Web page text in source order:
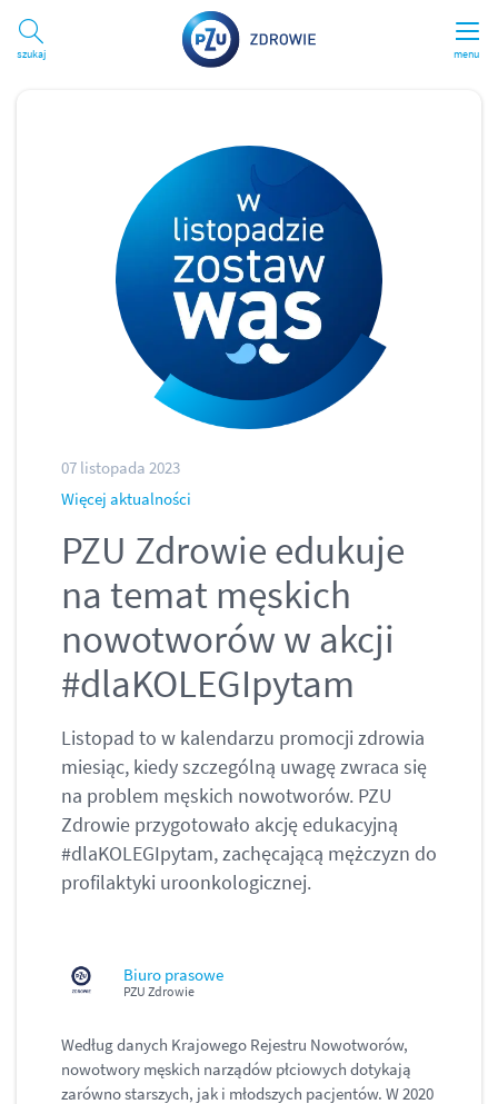
menu
Szukaj
07 listopada 2023
Więcej aktualności
PZU Zdrowie edukuje
na temat męskich
nowotworów w akcji
#dlaKOLEGIpytam
Biuro prasowe
PZU Zdrowie
Listopad to w kalendarzu promocji zdrowia
miesiąc, kiedy szczególną uwagę zwraca się
na problem męskich nowotworów. PZU
Zdrowie przygotowało akcję edukacyjną
#dlaKOLEGIpytam, zachęcającą mężczyzn do
profilaktyki uroonkologicznej.
Według danych Krajowego Rejestru Nowotworów,
nowotwory męskich narządów płciowych dotykają
zarówno starszych, jak i młodszych pacjentów. W 2020